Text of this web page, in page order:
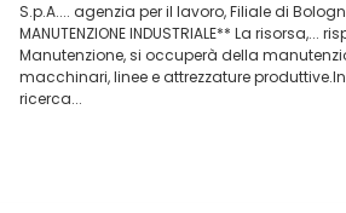
S.p.A.... agenzia per il lavoro, Filiale di
MANUTENZIONE INDUSTRIALE** La
Manutenzione, si occuperà della
macchinari, linee e attrezzature
ricerca...